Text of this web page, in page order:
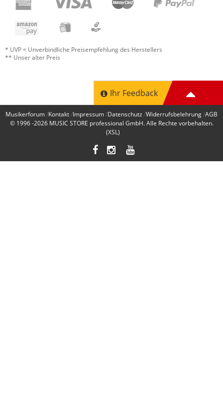
* UVP = Unverbindliche Preisempfehlung des Herstellers
** Unser alter Preis
Ihr Feedback
Musikerforum Kontakt Impressum Datenschutz Widerrufsbelehrung AGB
© 1996 -2026 MUSIC STORE professional GmbH. Alle Rechte vorbehalten.
(XSL)